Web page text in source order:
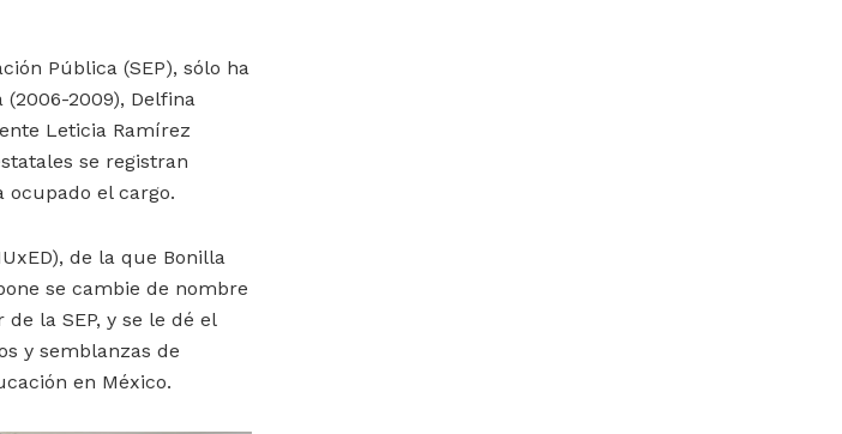
Pública (SEP), sólo ha
2009), Delfina
Leticia Ramírez
se registran
ocupado el cargo.
de la que Bonilla
se cambie de nombre
la SEP, y se le dé el
y semblanzas de
en México.